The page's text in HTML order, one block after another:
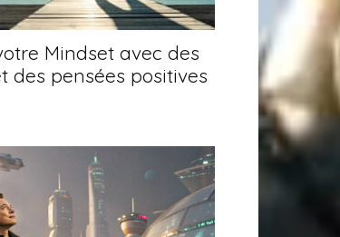
Mindset avec des
des pensées positives